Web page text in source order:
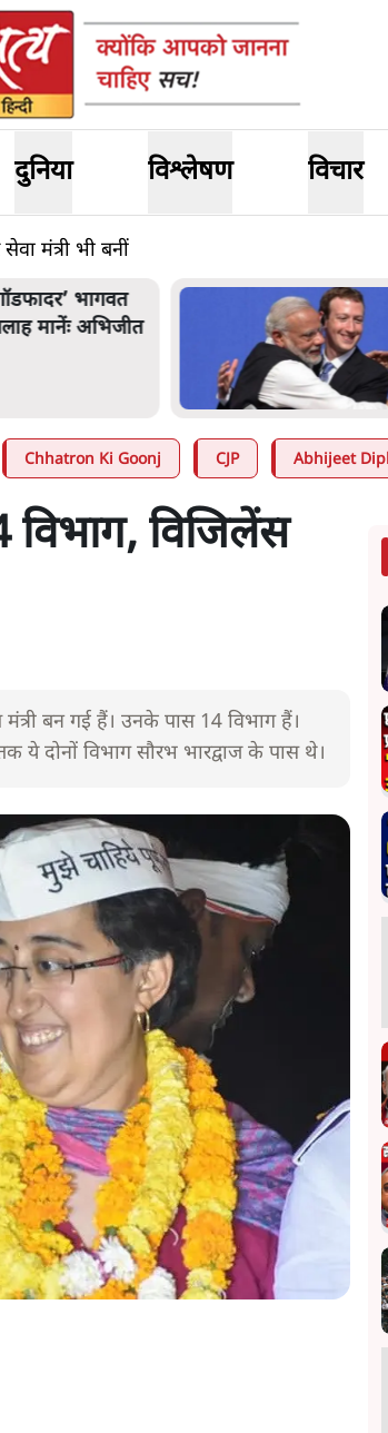
दुनिया विश्लेषण विचार
मंत्री भी बनीं
भागवत
मानेंः अभिजीत
Chhatron Ki Goonj CJP Abhijeet
विजिलेंस
बन गई हैं। उनके पास 14 विभाग हैं।
ये दोनों विभाग सौरभ भारद्वाज के पास थे।